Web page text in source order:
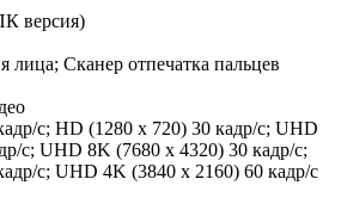
версия)
лица; Сканер отпечатка пальцев
с; HD (1280 x 720) 30 кадр/с; UHD
с; UHD 8K (7680 x 4320) 30 кадр/с;
с; UHD 4K (3840 x 2160) 60 кадр/с